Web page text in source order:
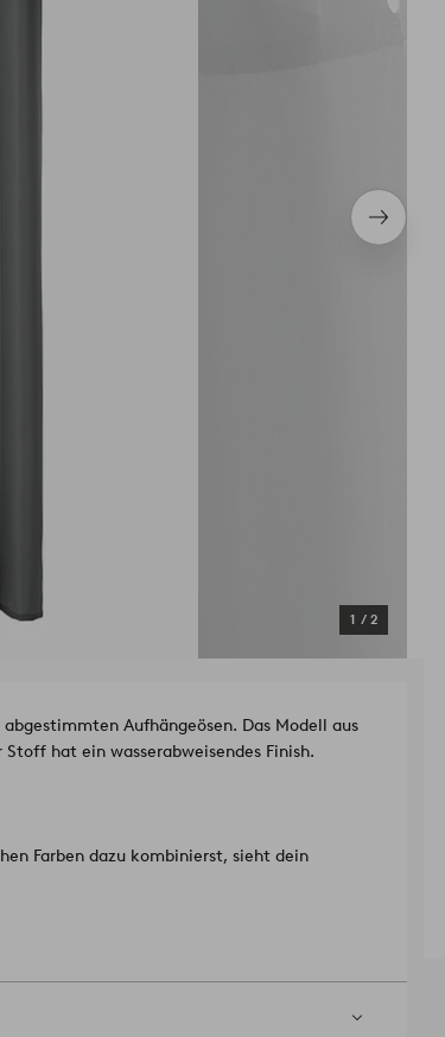
Nächstes
Produkt
1 / 2
Aufhängeösen. Das Modell aus
hat ein wasserabweisendes Finish.
Farben dazu kombinierst, sieht dein